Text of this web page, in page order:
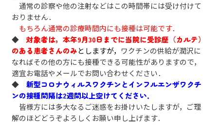
通常の診察や他の注射などはこの時間帯には受け付けて
おりません．
もちろん通常の診療時間内にも接種は可能です．
◆ 対象者は，本年9月30日までに当院に受診歴（カルテ）
のある患者さんのみとしますが， ワクチンの供給が潤沢に
なればその他の方にも接種できる可能性がありますので，
適宜お電話やメールでお問い合わせください．
◆
新型コロナウィルスワクチンとインフルエンザワクチ
ンの接種間隔は2週間以上空けてください．
皆様方には多大なるご迷惑をお掛けいたしますが，ご理
解のほどどうぞよろしくお願い申し上げます．